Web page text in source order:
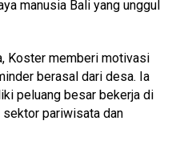
manusia Bali yang unggul
Koster memberi motivasi
berasal dari desa. Ia
peluang besar bekerja di
sektor pariwisata dan